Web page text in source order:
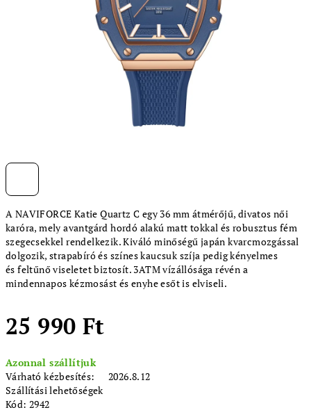
A NAVIFORCE Katie Quartz C egy 36 mm átmérőjű, divatos női
karóra, mely avantgárd hordó alakú matt tokkal és robusztus fém
szegecsekkel rendelkezik. Kiváló minőségű japán kvarcmozgással
dolgozik, strapabíró és színes kaucsuk szíja pedig kényelmes
és feltűnő viseletet biztosít. 3ATM vízállósága révén a
mindennapos kézmosást és enyhe esőt is elviseli.
25 990 Ft
Azonnal szállítjuk
Várható kézbesítés:
2026.8.12
Szállítási lehetőségek
Kód: 2942